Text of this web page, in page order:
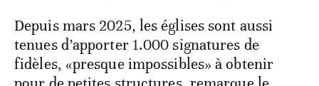
Depuis mars 2025, les églises sont aussi
tenues d’apporter 1.000 signatures de
fidèles, «presque impossibles» à obtenir